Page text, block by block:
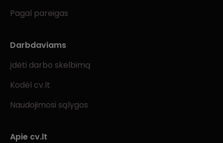
Pagal pareigas
Darbdaviams
Įdėti darbo skelbimą
Kodėl cv.lt
Naudojimosi sąlygos
Apie cv.lt